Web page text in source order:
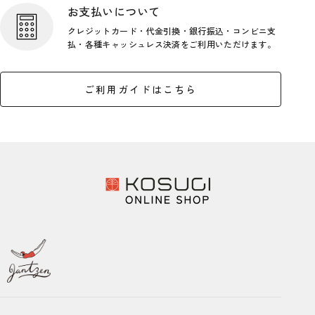
お支払いについて
クレジットカード・代金引換・銀行振込・コンビニ支
払・各種キャッシュレス決済をご利用いただけます。
ご利用ガイドはこちら